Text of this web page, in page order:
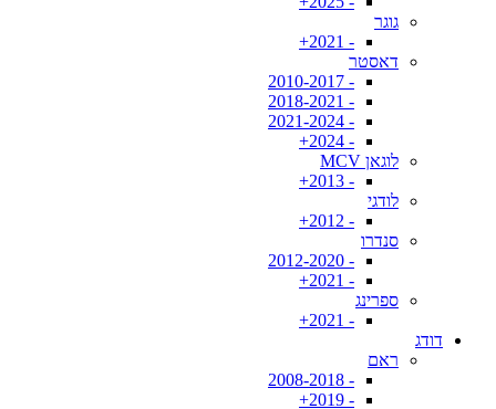
גוגר
- 2021+
דאסטר
- 2010-2017
- 2018-2021
- 2021-2024
- 2024+
לוגאן MCV
- 2013+
לודגי
- 2012+
סנדרו
- 2012-2020
- 2021+
ספרינג
- 2021+
דודג
ראם
- 2008-2018
- 2019+